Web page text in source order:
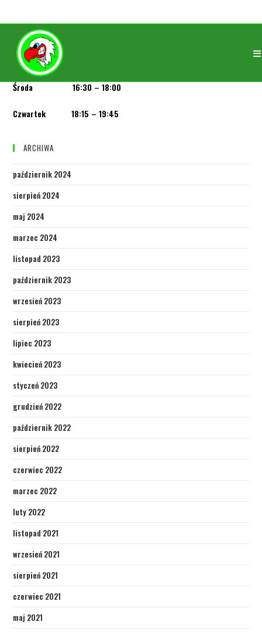
Wtorek 20:00 – 21:30
Środa 16:30 – 18:00
Czwartek 18:15 – 19:45
ARCHIWA
październik 2024
sierpień 2024
maj 2024
marzec 2024
listopad 2023
październik 2023
wrzesień 2023
sierpień 2023
lipiec 2023
kwiecień 2023
styczeń 2023
grudzień 2022
październik 2022
sierpień 2022
czerwiec 2022
marzec 2022
luty 2022
listopad 2021
wrzesień 2021
sierpień 2021
czerwiec 2021
maj 2021